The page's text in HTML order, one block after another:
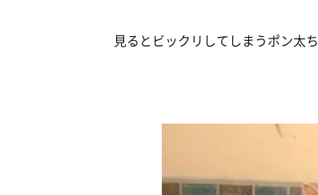
見るとビックリしてしまうポン